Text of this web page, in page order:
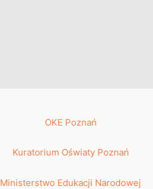
OKE Poznań
Kuratorium Oświaty Poznań
Ministerstwo Edukacji Narodowej